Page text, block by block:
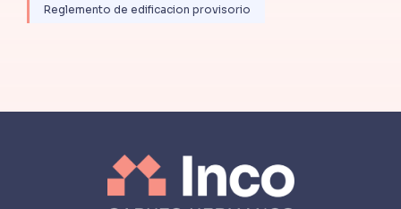
Reglemento de edificacion provisorio